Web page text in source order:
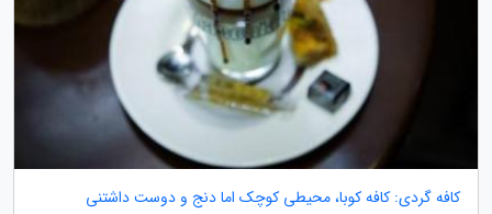
کافه گردی: کافه کوبا، محیطی کوچک اما دنج و دوست داشتنی